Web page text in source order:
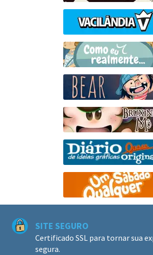
SITE SEGURO
Certificado SSL para tornar sua
segura.